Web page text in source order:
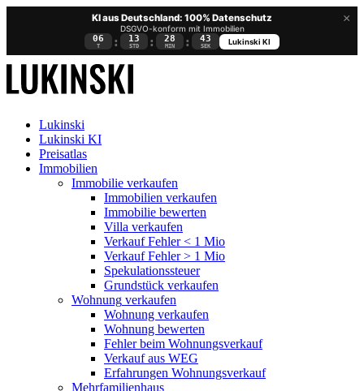
×
KI aus Deutschland: 100% Datenschutz
DSGVO-konform mit Immobilien
06
T : 13
STD : 28
MIN : 42
SEK
Lukinski KI
Lukinski
Lukinski KI
Preisatlas
Immobilien
Immobilie verkaufen
Immobilien verkaufen
Immobilie bewerten
Villa verkaufen
Verkauf Fehler < 1 Mio
Verkauf Fehler > 1 Mio
Spekulationssteuer
Grundstück verkaufen
Wohnung verkaufen
Wohnung verkaufen
Wohnung bewerten
Fehler beim Wohnungsverkauf
Verkauf aus WEG
Erfahrungen Wohnungsverkauf
Mehrfamilienhaus